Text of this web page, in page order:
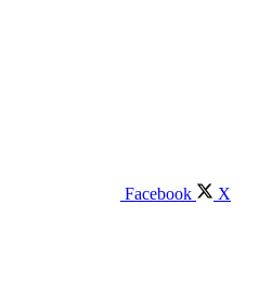
Facebook X